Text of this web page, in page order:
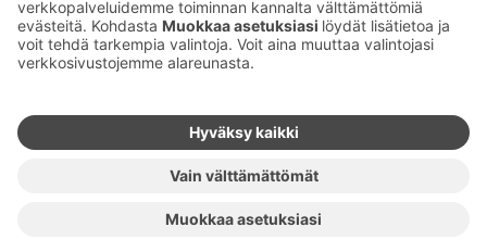
Palkinnot ja sertifikaatit
Sokos Hotels somessa
Sokos Hotels
Facebookissa
Sokos Hotels
Sokos
Hotels
Sokos
Hotels